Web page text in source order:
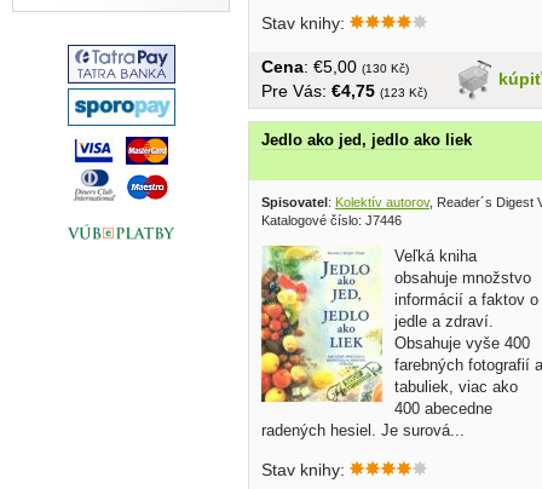
Stav knihy:
kúpiť
Cena: €5,00 (130 Kč)
Pre Vás: €4,75 (123 Kč)
Jedlo ako jed, jedlo ako liek
Spisovatel: Kolektív autorov, Reader´s Digest
Katalogové číslo: J7446
Veľká kniha
obsahuje množstvo
informácií a faktov o
jedle a zdraví.
Obsahuje vyše 400
farebných fotografií a
tabuliek, viac ako
400 abecedne
radených hesiel. Je surová...
Stav knihy: